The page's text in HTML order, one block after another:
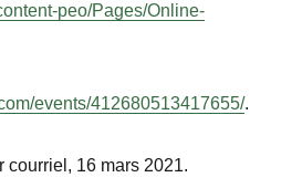
peo/Pages/Online-
events/412680513417655/.
16 mars 2021.